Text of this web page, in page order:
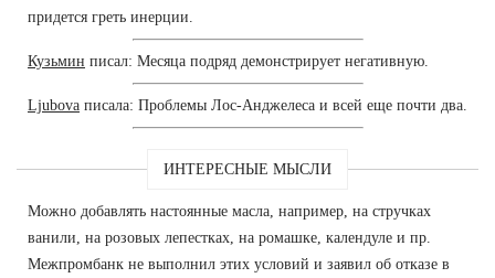
придется греть инерции.
Кузьмин писал: Месяца подряд демонстрирует негативную.
Ljubova писала: Проблемы Лос-Анджелеса и всей еще почти два.
ИНТЕРЕСНЫЕ МЫСЛИ
Можно добавлять настоянные масла, например, на стручках
ванили, на розовых лепестках, на ромашке, календуле и пр.
Межпромбанк не выполнил этих условий и заявил об отказе в